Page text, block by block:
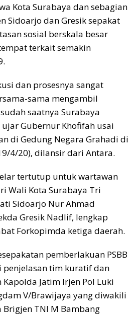
Kota Surabaya dan sebagian
Sidoarjo dan Gresik sepakat
sosial berskala besar
terkait semakin
dan prosesnya sangat
sama mengambil
saatnya Surabaya
ujar Gubernur Khofifah usai
di Gedung Negara Grahadi di
4/20), dilansir dari Antara.
tertutup untuk wartawan
Wali Kota Surabaya Tri
Sidoarjo Nur Ahmad
Gresik Nadlif, lengkap
Forkopimda ketiga daerah.
pemberlakuan PSBB
penjelasan tim kuratif dan
Jatim Irjen Pol Luki
V/Brawijaya yang diwakili
Brigjen TNI M Bambang